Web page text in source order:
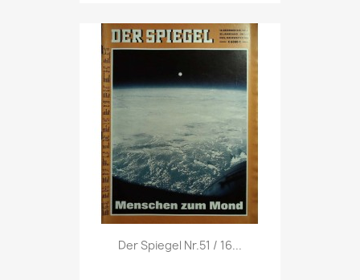
Vorschau
Der Spiegel Nr.51 / 16...